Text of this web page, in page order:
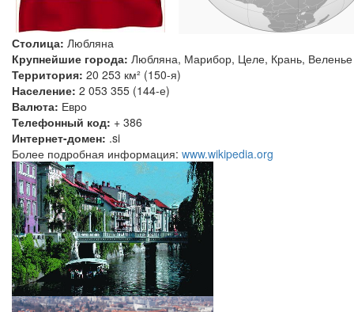
Столица: Любляна
Крупнейшие города: Любляна, Марибор, Целе, Крань, Веленье
Территория: 20 253 км² (150-я)
Население: 2 053 355 (144-е)
Валюта: Евро
Телефонный код: + 386
Интернет-домен: .si
Более подробная информация: www.wikipedia.org